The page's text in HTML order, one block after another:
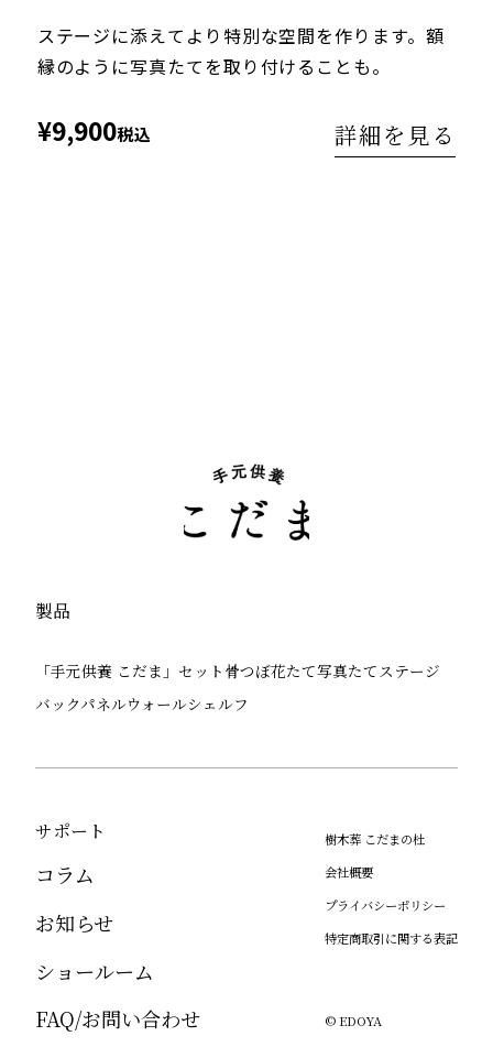
ステージに添えてより特別な空間を作ります。額
縁のように写真たてを取り付けることも。
¥9,900税込 詳細を見る
製品
「手元供養 こだま」セット 骨つぼ花たて写真たて ステージ
バックパネルウォールシェルフ
サポート
コラム
お知らせ
ショールーム
FAQ/お問い合わせ
樹木葬 こだまの杜
会社概要
プライバシーポリシー
特定商取引に関する表記
© EDOYA